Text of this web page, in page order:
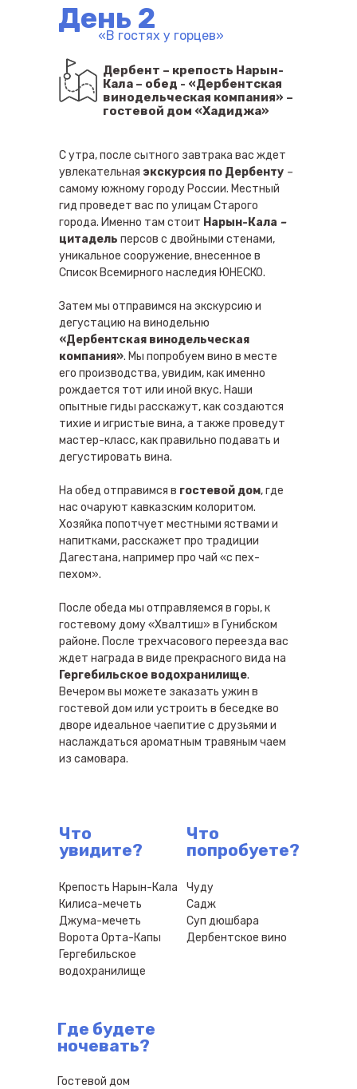
С утра, после сытного завтрака вас ждет
увлекательная экскурсия по Дербенту –
самому южному городу России. Местный
гид проведет вас по улицам Старого
города. Именно там стоит Нарын-Кала –
цитадель персов с двойными стенами,
уникальное сооружение, внесенное в
Список Всемирного наследия ЮНЕСКО.
Затем мы отправимся на экскурсию и
дегустацию на винодельню
«Дербентская винодельческая
компания». Мы попробуем вино в месте
его производства, увидим, как именно
рождается тот или иной вкус. Наши
опытные гиды расскажут, как создаются
тихие и игристые вина, а также проведут
мастер-класс, как правильно подавать и
дегустировать вина.
На обед отправимся в гостевой дом, где
нас очаруют кавказским колоритом.
Хозяйка попотчует местными яствами и
напитками, расскажет про традиции
Дагестана, например про чай «с пех-
пехом».
После обеда мы отправляемся в горы, к
гостевому дому «Хвалтиш» в Гунибском
районе. После трехчасового переезда вас
ждет награда в виде прекрасного вида на
Гергебильское водохранилище.
Вечером вы можете заказать ужин в
гостевой дом или устроить в беседке во
дворе идеальное чаепитие с друзьями и
наслаждаться ароматным травяным чаем
из самовара.
День 2
Дербент – крепость Нарын-
Кала – обед - «Дербентская
винодельческая компания» –
гостевой дом «Хадиджа»
Что
увидите?
Что
попробуете?
Крепость Нарын-Кала
Килиса-мечеть
Джума-мечеть
Ворота Орта-Капы
Гергебильское
водохранилище
Чуду
Садж
Суп дюшбара
Дербентское вино
Где будете
ночевать?
Гостевой дом
«В гостях у горцев»